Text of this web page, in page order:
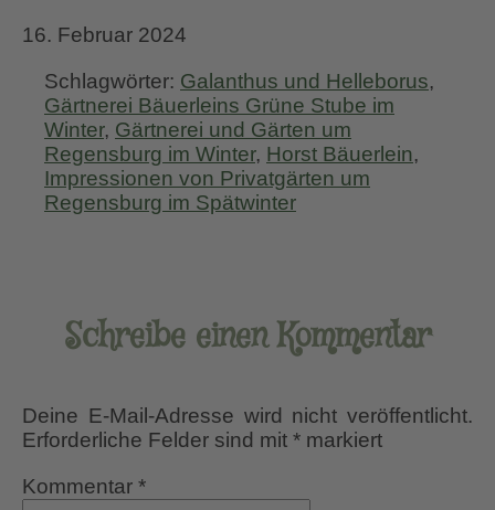
16. Februar 2024
Schlagwörter: Galanthus und Helleborus,
Gärtnerei Bäuerleins Grüne Stube im
Winter, Gärtnerei und Gärten um
Regensburg im Winter, Horst Bäuerlein,
Impressionen von Privatgärten um
Regensburg im Spätwinter
Schreibe einen Kommentar
Deine E-Mail-Adresse wird nicht veröffentlicht.
Erforderliche Felder sind mit * markiert
Kommentar *